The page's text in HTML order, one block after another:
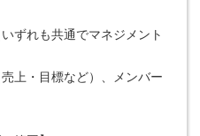
ずれも共通でマネジメント
上・目標など）、メンバー